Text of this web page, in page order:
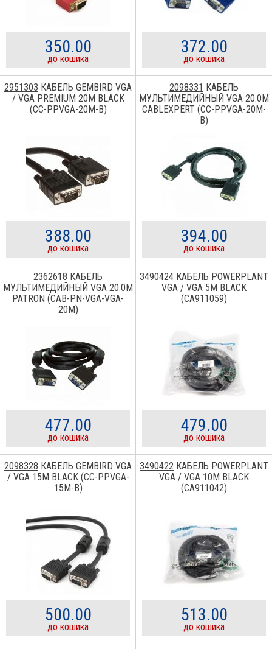
350.00
до кошика
372.00
до кошика
2951303 КАБЕЛЬ GEMBIRD VGA
/ VGA PREMIUM 20M BLACK
(CC-PPVGA-20M-B)
388.00
до кошика
2098331 КАБЕЛЬ
МУЛЬТИМЕДИЙНЫЙ VGA 20.0M
CABLEXPERT (CC-PPVGA-20M-
B)
394.00
до кошика
2362618 КАБЕЛЬ
МУЛЬТИМЕДИЙНЫЙ VGA 20.0M
PATRON (CAB-PN-VGA-VGA-
20М)
477.00
до кошика
3490424 КАБЕЛЬ POWERPLANT
VGA / VGA 5M BLACK
(CA911059)
479.00
до кошика
2098328 КАБЕЛЬ GEMBIRD VGA
/ VGA 15M BLACK (CC-PPVGA-
15M-B)
500.00
до кошика
3490422 КАБЕЛЬ POWERPLANT
VGA / VGA 10M BLACK
(CA911042)
513.00
до кошика